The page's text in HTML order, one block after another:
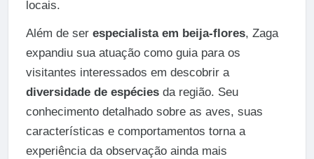
locais.
Além de ser especialista em beija-flores, Zaga
expandiu sua atuação como guia para os
visitantes interessados em descobrir a
diversidade de espéciesda região. Seu
conhecimento detalhado sobre as aves, suas
características e comportamentos torna a
experiência da observação ainda mais